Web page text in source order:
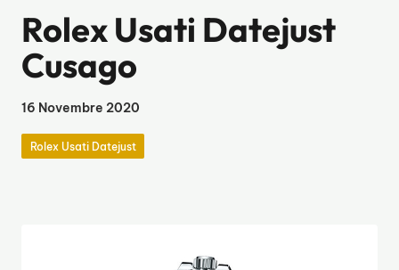
Rolex Usati Datejust
Cusago
16 Novembre 2020
Rolex Usati Datejust